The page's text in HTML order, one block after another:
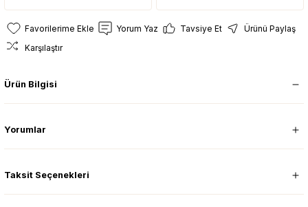
Yorum Yaz Tavsiye Et
Ürünü Paylaş
Karşılaştır
Ürün Bilgisi
Yorumlar
Taksit Seçenekleri